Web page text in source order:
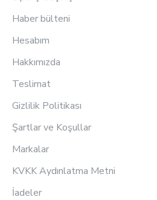
Haber bülteni
Hesabım
Hakkımızda
Teslimat
Gizlilik Politikası
Şartlar ve Koşullar
Markalar
KVKK Aydınlatma Metni
İadeler